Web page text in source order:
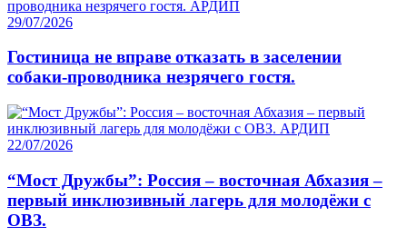
29/07/2026
Гостиница не вправе отказать в заселении
собаки-проводника незрячего гостя.
22/07/2026
“Мост Дружбы”: Россия – восточная Абхазия –
первый инклюзивный лагерь для молодёжи с
ОВЗ.